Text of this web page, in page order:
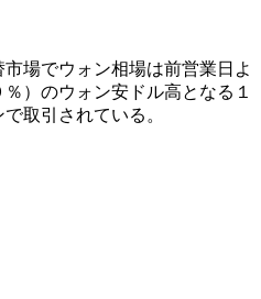
場でウォン相場は前営業日よ
）のウォン安ドル高となる１
取引されている。